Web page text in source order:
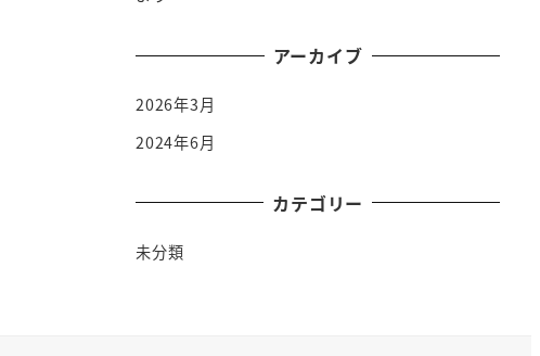
アーカイブ
2026年3月
2024年6月
カテゴリー
未分類